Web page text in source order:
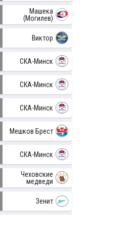
Машека
(Могилев)
Виктор
СКА-Минск
СКА-Минск
СКА-Минск
Мешков Брест
СКА-Минск
Чеховские
медведи
Зенит